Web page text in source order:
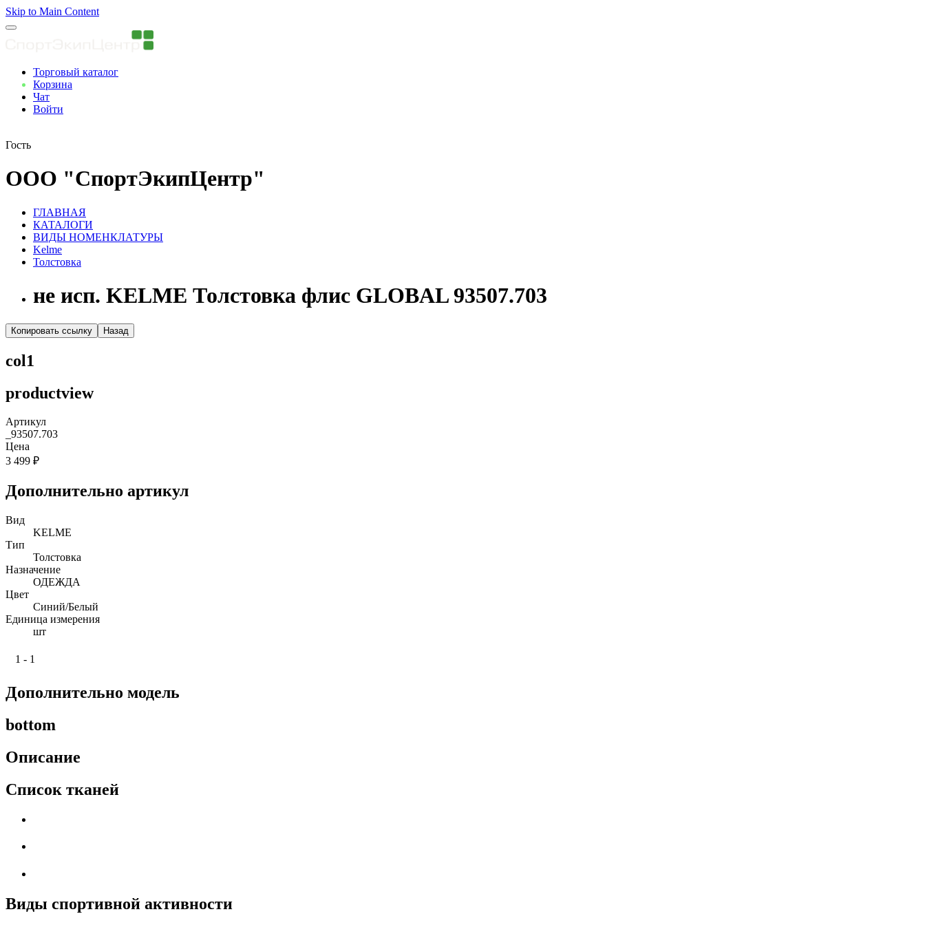
Skip to Main Content
Торговый каталог
Корзина
Чат
Войти
Гость
ООО "СпортЭкипЦентр"
ГЛАВНАЯ
КАТАЛОГИ
ВИДЫ НОМЕНКЛАТУРЫ
Kelme
Толстовка
не исп. KELME Толстовка флис GLOBAL 93507.703
Копировать ссылку Назад
col1
productview
Артикул
_93507.703
Цена
3 499 ₽
Дополнительно артикул
Вид
KELME
Тип
Толстовка
Назначение
ОДЕЖДА
Цвет
Синий/Белый
Единица измерения
шт
1 - 1
Дополнительно модель
bottom
Описание
Список тканей
Виды спортивной активности